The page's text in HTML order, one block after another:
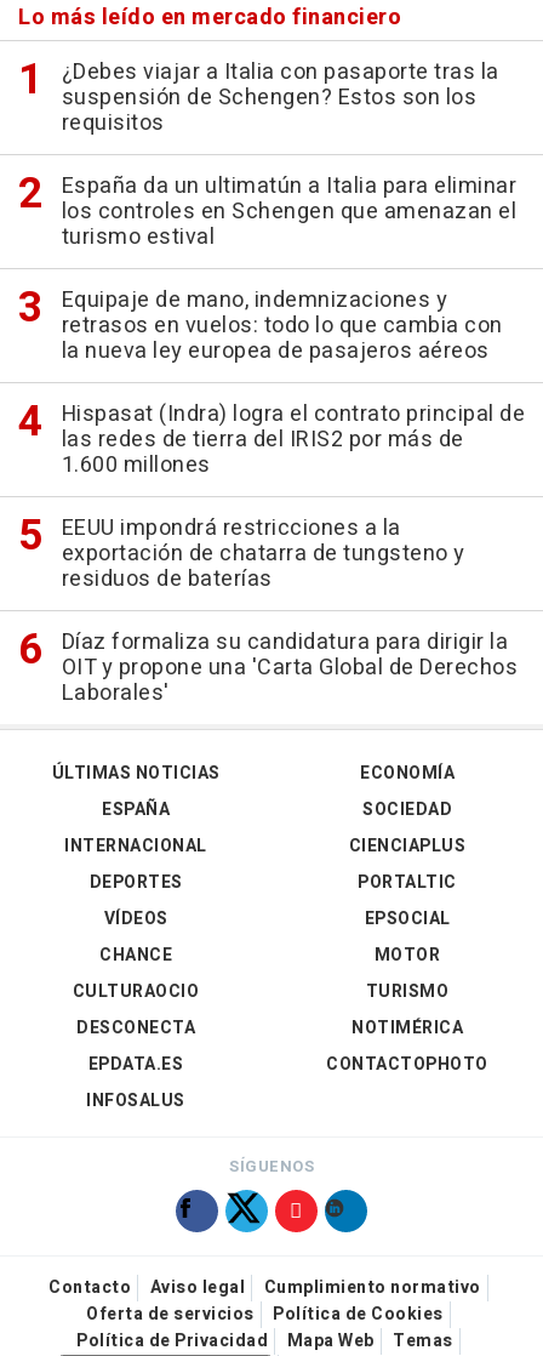
Lo más leído en mercado financiero
¿Debes viajar a Italia con pasaporte tras la
suspensión de Schengen? Estos son los
requisitos
España da un ultimatún a Italia para eliminar
los controles en Schengen que amenazan el
turismo estival
Equipaje de mano, indemnizaciones y
retrasos en vuelos: todo lo que cambia con
la nueva ley europea de pasajeros aéreos
Hispasat (Indra) logra el contrato principal de
las redes de tierra del IRIS2 por más de
1.600 millones
EEUU impondrá restricciones a la
exportación de chatarra de tungsteno y
residuos de baterías
Díaz formaliza su candidatura para dirigir la
OIT y propone una 'Carta Global de Derechos
Laborales'
ÚLTIMAS NOTICIAS
ESPAÑA
INTERNACIONAL
DEPORTES
VÍDEOS
ECONOMÍA
SOCIEDAD
CIENCIAPLUS
PORTALTIC
EPSOCIAL
CHANCE
CULTURAOCIO
DESCONECTA
EPDATA.ES
INFOSALUS
MOTOR
TURISMO
NOTIMÉRICA
CONTACTOPHOTO
SÍGUENOS
Contacto Aviso legal
Cumplimiento normativo
Oferta de servicios
Política de Cookies
Política de Privacidad
Mapa Web Temas